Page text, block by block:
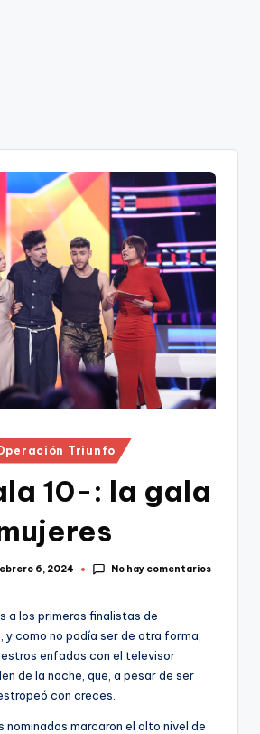
Triunfo
10-: la gala
6, 2024 No hay comentarios
a los primeros finalistas de
y como no podía ser de otra forma,
enfados con el televisor
de la noche, que, a pesar de ser
con creces.
nominados marcaron el alto nivel de